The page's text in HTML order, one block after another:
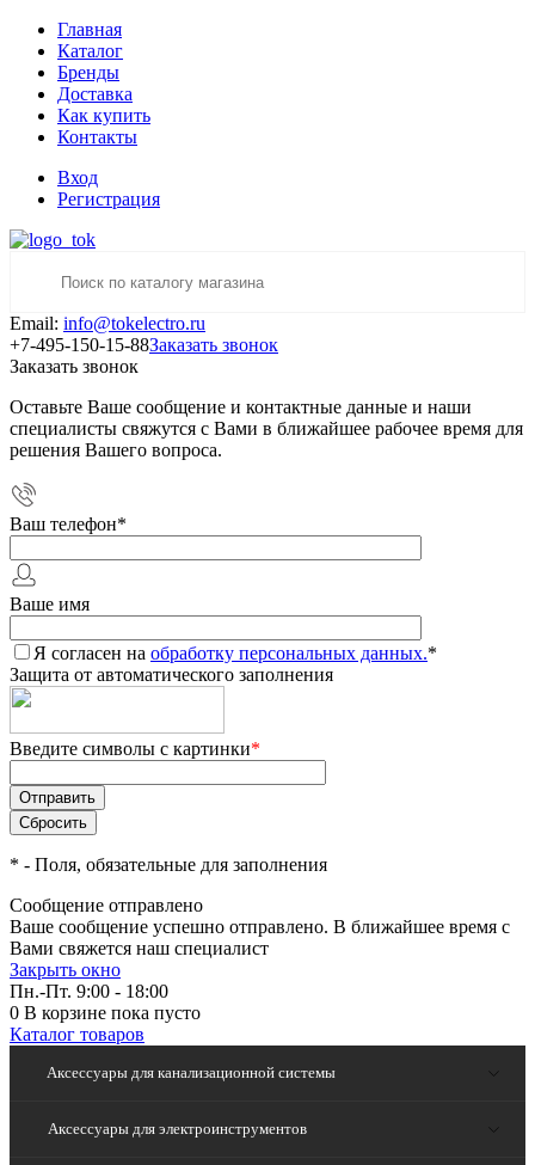
Главная
Каталог
Бренды
Доставка
Как купить
Контакты
Вход
Регистрация
Email: info@tokelectro.ru
+7-495-150-15-88Заказать звонок
Заказать звонок
Оставьте Ваше сообщение и контактные данные и наши
специалисты свяжутся с Вами в ближайшее рабочее время для
решения Вашего вопроса.
Ваш телефон*
Ваше имя
Я согласен на обработку персональных данных.*
Защита от автоматического заполнения
Введите символы с картинки*
* - Поля, обязательные для заполнения
Сообщение отправлено
Ваше сообщение успешно отправлено. В ближайшее время с
Вами свяжется наш специалист
Закрыть окно
Пн.-Пт. 9:00 - 18:00
0 В корзине пока пусто
Каталог товаров
Аксессуары для канализационной системы
Аксессуары для электроинструментов